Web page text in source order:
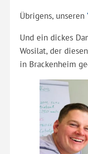
Übrigens, unseren
Und ein dickes
Wosilat, der
in Brackenheim